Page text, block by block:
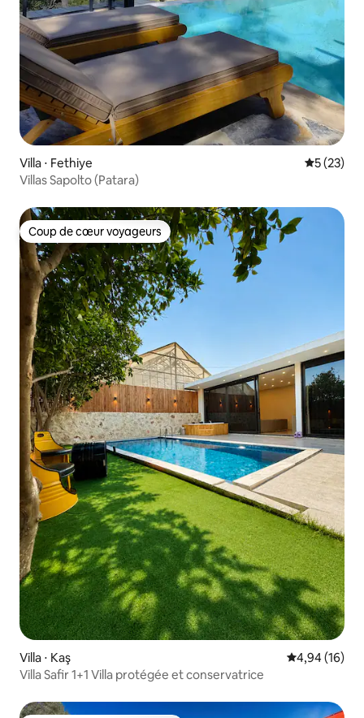
Villa ⋅ Fethiye
5 (23)
Villas Sapolto (Patara)
Coup de cœur voyageurs
Coup de cœur voyageurs
Villa ⋅ Kaş Évaluation
4,94 (16)
Villa Safir 1+1 Villa protégée et conservatrice